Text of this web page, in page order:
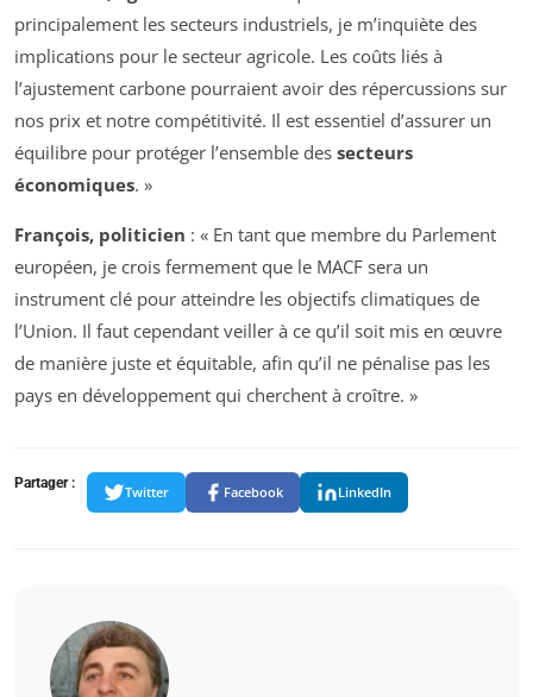
principalement les secteurs industriels, je m’inquiète des
implications pour le secteur agricole. Les coûts liés à
l’ajustement carbone pourraient avoir des répercussions sur
nos prix et notre compétitivité. Il est essentiel d’assurer un
équilibre pour protéger l’ensemble des secteurs
économiques. »
François, politicien : « En tant que membre du Parlement
européen, je crois fermement que le MACF sera un
instrument clé pour atteindre les objectifs climatiques de
l’Union. Il faut cependant veiller à ce qu’il soit mis en œuvre
de manière juste et équitable, afin qu’il ne pénalise pas les
pays en développement qui cherchent à croître. »
Partager :
Twitter Facebook LinkedIn